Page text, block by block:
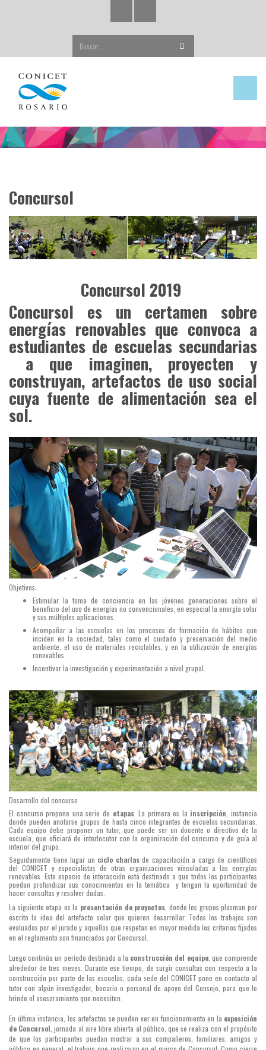
Concursol
Concursol 2019
Concursol es un certamen sobre
energías renovables que convoca a
estudiantes de escuelas secundarias
a que imaginen, proyecten y
construyan, artefactos de uso social
cuya fuente de alimentación sea el
sol.
Objetivos:
Estimular la toma de conciencia en las jóvenes generaciones sobre el
beneficio del uso de energías no convencionales, en especial la energía solar
y sus múltiples aplicaciones.
Acompañar a las escuelas en los procesos de formación de hábitos que
inciden en la sociedad, tales como el cuidado y preservación del medio
ambiente, el uso de materiales reciclables, y en la utilización de energías
renovables.
Incentivar la investigación y experimentación a nivel grupal.
Desarrollo del concurso
El concurso propone una serie de etapas. La primera es la inscripción , instancia
donde pueden anotarse grupos de hasta cinco integrantes de escuelas secundarias.
Cada equipo debe proponer un tutor, que puede ser un docente o directivo de la
escuela, que oficiará de interlocutor con la organización del concurso y de guía al
interior del grupo.
Seguidamente tiene lugar un ciclo charlasde capacitación a cargo de científicos
del CONICET y especialistas de otras organizaciones vinculadas a las energías
renovables. Este espacio de interacción está destinado a que todos los participantes
puedan profundizar sus conocimientos en la temática y tengan la oportunidad de
hacer consultas y resolver dudas.
La siguiente etapa es la presentación de proyectos , donde los grupos plasman por
escrito la idea del artefacto solar que quieren desarrollar. Todos los trabajos son
evaluados por el jurado y aquellos que respetan en mayor medida los criterios fijados
en el reglamento son financiados por Concursol.
Luego continúa un período destinado a la construcción del equipo, que comprende
alrededor de tres meses. Durante ese tiempo, de surgir consultas con respecto a la
construcción por parte de las escuelas, cada sede del CONICET pone en contacto al
tutor con algún investigador, becario o personal de apoyo del Consejo, para que le
brinde el asesoramiento que necesiten.
En última instancia, los artefactos se pueden ver en funcionamiento en la exposición
de Concursol , jornada al aire libre abierta al público, que se realiza con el propósito
de que los participantes puedan mostrar a sus compañeros, familiares, amigos y